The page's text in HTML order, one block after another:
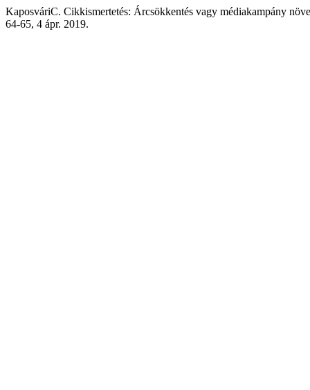
KaposváriC. Cikkismertetés: Árcsökkentés vagy médiakampány
64-65, 4 ápr. 2019.